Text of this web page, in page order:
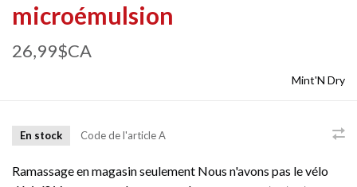
microémulsion
26,99$CA
Mint'N Dry
En stock Code de l'articleA
Ramassage en magasin seulement Nous n'avons pas le vélo